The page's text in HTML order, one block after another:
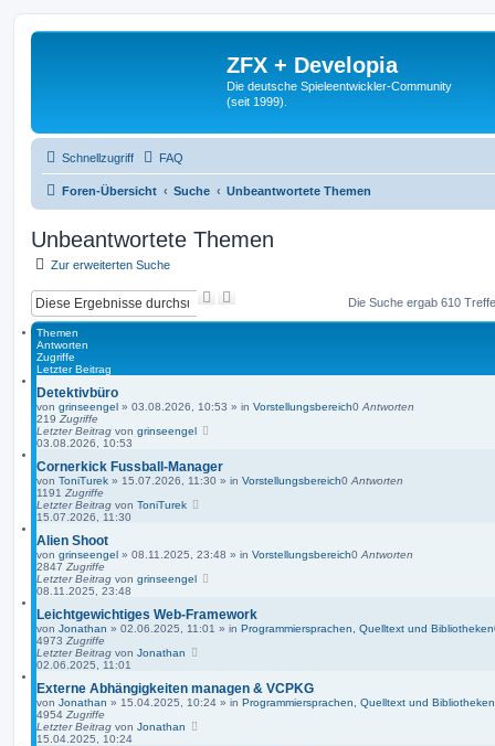
ZFX + Developia
Die deutsche Spieleentwickler-Community
(seit 1999).
Schnellzugriff FAQ
Foren-Übersicht Suche Unbeantwortete Themen
Unbeantwortete Themen
Zur erweiterten Suche
c
w
t
r
c
Die Suche ergab 610
Themen
Antworten
Zugriffe
Letzter Beitrag
Detektivbüro
von grinseengel » 03.08.2026, 10:53 » in Vorstellungsbereich0 Antworten
219 Zugriffe
Letzter Beitrag von grinseengel
03.08.2026, 10:53
Cornerkick Fussball-Manager
von ToniTurek » 15.07.2026, 11:30 » in Vorstellungsbereich0 Antworten
1191 Zugriffe
Letzter Beitrag von ToniTurek
15.07.2026, 11:30
Alien Shoot
von grinseengel » 08.11.2025, 23:48 » in Vorstellungsbereich0 Antworten
2847 Zugriffe
Letzter Beitrag von grinseengel
08.11.2025, 23:48
Leichtgewichtiges Web-Framework
von Jonathan » 02.06.2025, 11:01 » in Programmiersprachen, Quelltext und Bibliotheken
4973 Zugriffe
Letzter Beitrag von Jonathan
02.06.2025, 11:01
Externe Abhängigkeiten managen & VCPKG
von Jonathan » 15.04.2025, 10:24 » in Programmiersprachen, Quelltext und Bibliotheken
4954 Zugriffe
Letzter Beitrag von Jonathan
15.04.2025, 10:24